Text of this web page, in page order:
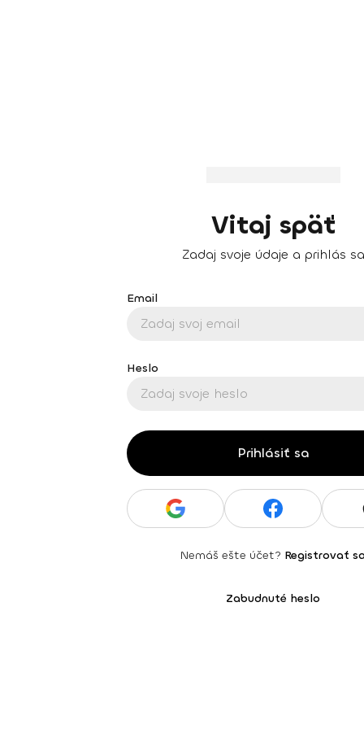
Vitaj späť
Zadaj svoje údaje a prihlás sa
Email
Heslo
Prihlásiť sa
Nemáš ešte účet? Registrovať
Zabudnuté heslo